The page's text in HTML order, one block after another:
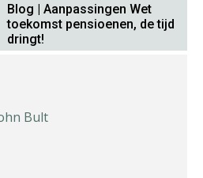
Blog | Aanpassingen Wet
toekomst pensioenen, de tijd
dringt!
Bult